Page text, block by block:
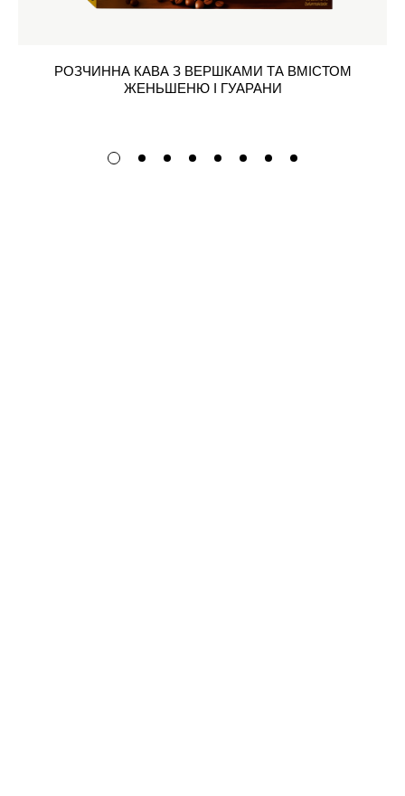
РОЗЧИННА КАВА З ВЕРШКАМИ ТА ВМІСТОМ
ЖЕНЬШЕНЮ І ГУАРАНИ